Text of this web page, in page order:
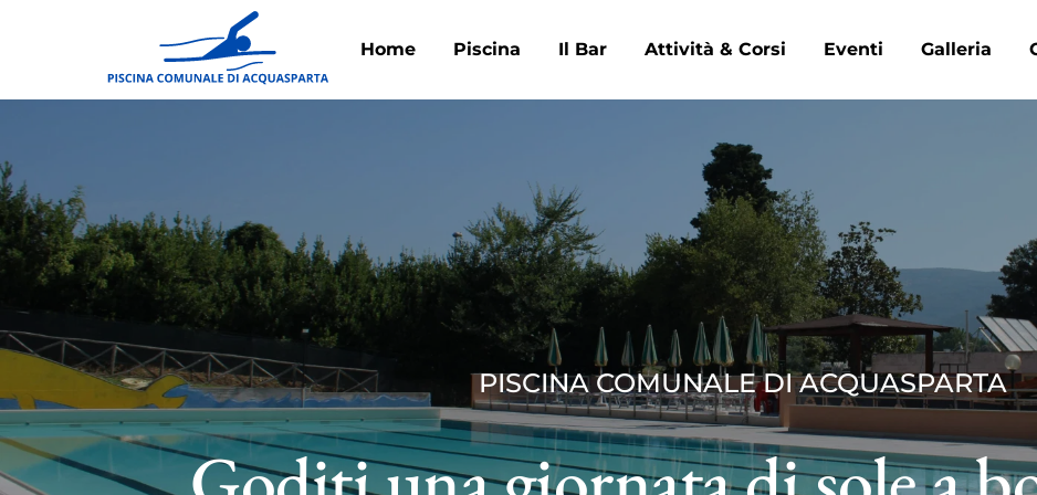
Home Piscina Il Bar Attività & Corsi Eventi Galleria
PISCINA COMUNALE DI ACQUASPARTA